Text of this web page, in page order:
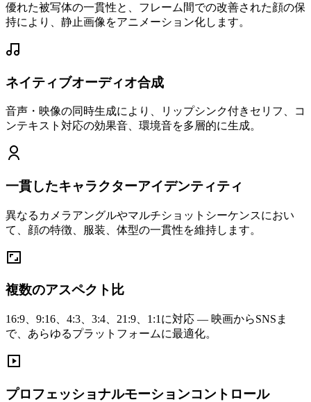
優れた被写体の一貫性と、フレーム間での改善された顔の保
持により、静止画像をアニメーション化します。
ネイティブオーディオ合成
音声・映像の同時生成により、リップシンク付きセリフ、コ
ンテキスト対応の効果音、環境音を多層的に生成。
一貫したキャラクターアイデンティティ
異なるカメラアングルやマルチショットシーケンスにおい
て、顔の特徴、服装、体型の一貫性を維持します。
複数のアスペクト比
16:9、9:16、4:3、3:4、21:9、1:1に対応 — 映画からSNSま
で、あらゆるプラットフォームに最適化。
プロフェッショナルモーションコントロール